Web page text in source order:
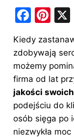
F
c
e
b
o
o
k
Pi
er
e
st
Kiedy
zdobywają
możemy
firma od lat
jakości
podejściu do
osób sięga po
niezwykła